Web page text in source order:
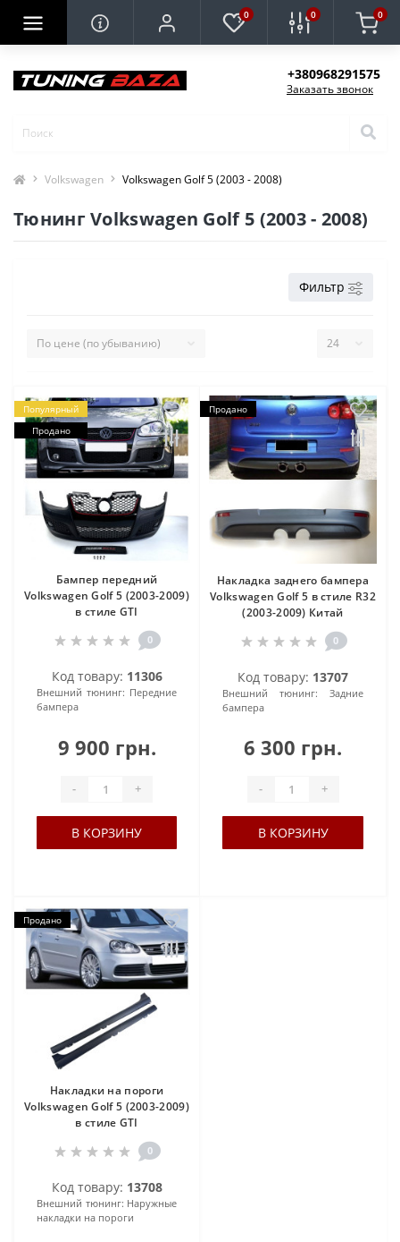
0 0 0
+380968291575
Заказать звонок
Volkswagen Volkswagen Golf 5 (2003 - 2008)
Тюнинг Volkswagen Golf 5 (2003 - 2008)
Фильтр
Популярный
Продано
Бампер передний
Volkswagen Golf 5 (2003-2009)
в стиле GTI
0
Код товару: 11306
Внешний тюнинг: Передние
бампера
9 900 грн.
- +
В КОРЗИНУ
Продано
Накладка заднего бампера
Volkswagen Golf 5 в стиле R32
(2003-2009) Китай
0
Код товару: 13707
Внешний тюнинг:
Задние
бампера
6 300 грн.
- +
В КОРЗИНУ
Продано
Накладки на пороги
Volkswagen Golf 5 (2003-2009)
в стиле GTI
0
Код товару: 13708
Внешний тюнинг: Наружные
накладки на пороги